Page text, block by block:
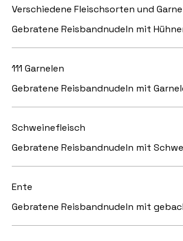
Verschiedene Fleischsorten und
Gebratene Reisbandnudeln mit
111 Garnelen
Gebratene Reisbandnudeln mit
Schweinefleisch
Gebratene Reisbandnudeln mit
Ente
Gebratene Reisbandnudeln mit